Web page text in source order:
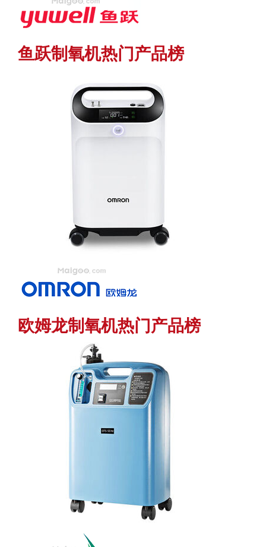
鱼跃制氧机热门产品榜
欧姆龙制氧机热门产品榜